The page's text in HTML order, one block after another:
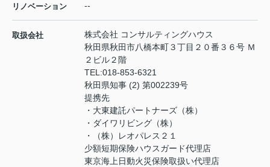
リノベーション --
取扱会社
株式会社 コンサルティングハウス
秋田県秋田市八橋本町３丁目２０番３６号 Ｍ
２ビル２階
TEL:018-853-6321
秋田県知事 (2) 第002239号
提携先
・大東建託パートナーズ（株）
・ダイワリビング（株）
・（株）レオパレス２１
少額短期保険ハウスガード代理店
東京海上日動火災保険取扱い代理店